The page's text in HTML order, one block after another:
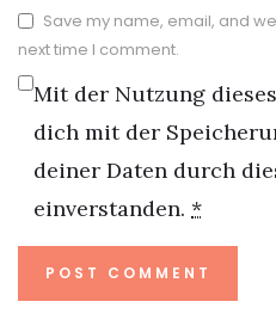
Save my name, email, and
next time I comment.
Mit der Nutzung
dich mit der
deiner Daten durch
einverstanden. *